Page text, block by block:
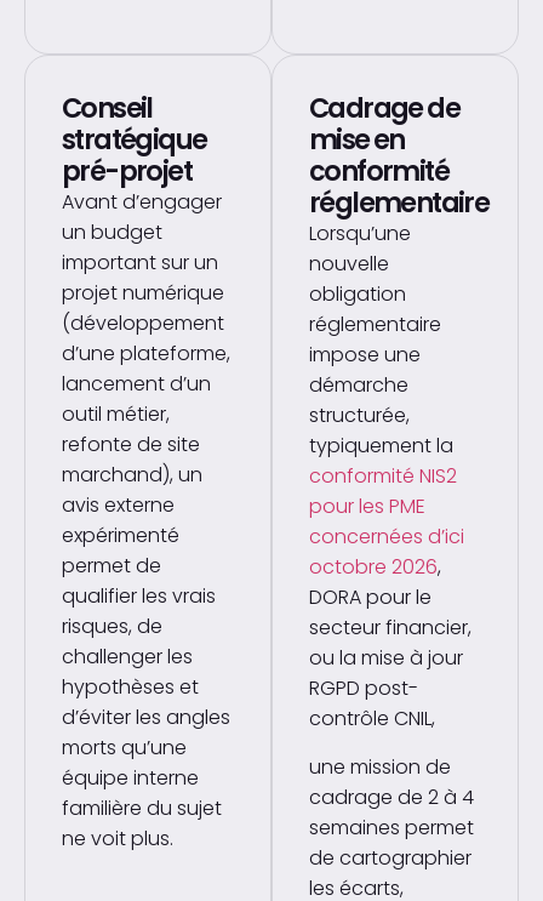
Conseil
stratégique
pré-projet
Avant d’engager
un budget
important sur un
projet numérique
(développement
d’une plateforme,
lancement d’un
outil métier,
refonte de site
marchand), un
avis externe
expérimenté
permet de
qualifier les vrais
risques, de
challenger les
hypothèses et
d’éviter les angles
morts qu’une
équipe interne
familière du sujet
ne voit plus.
Cadrage de
mise en
conformité
réglementaire
Lorsqu’une
nouvelle
obligation
réglementaire
impose une
démarche
structurée,
typiquement la
conformité NIS2
pour les PME
concernées d’ici
octobre 2026,
DORA pour le
secteur financier,
ou la mise à jour
RGPD post-
contrôle CNIL,
une mission de
cadrage de 2 à 4
semaines permet
de cartographier
les écarts,